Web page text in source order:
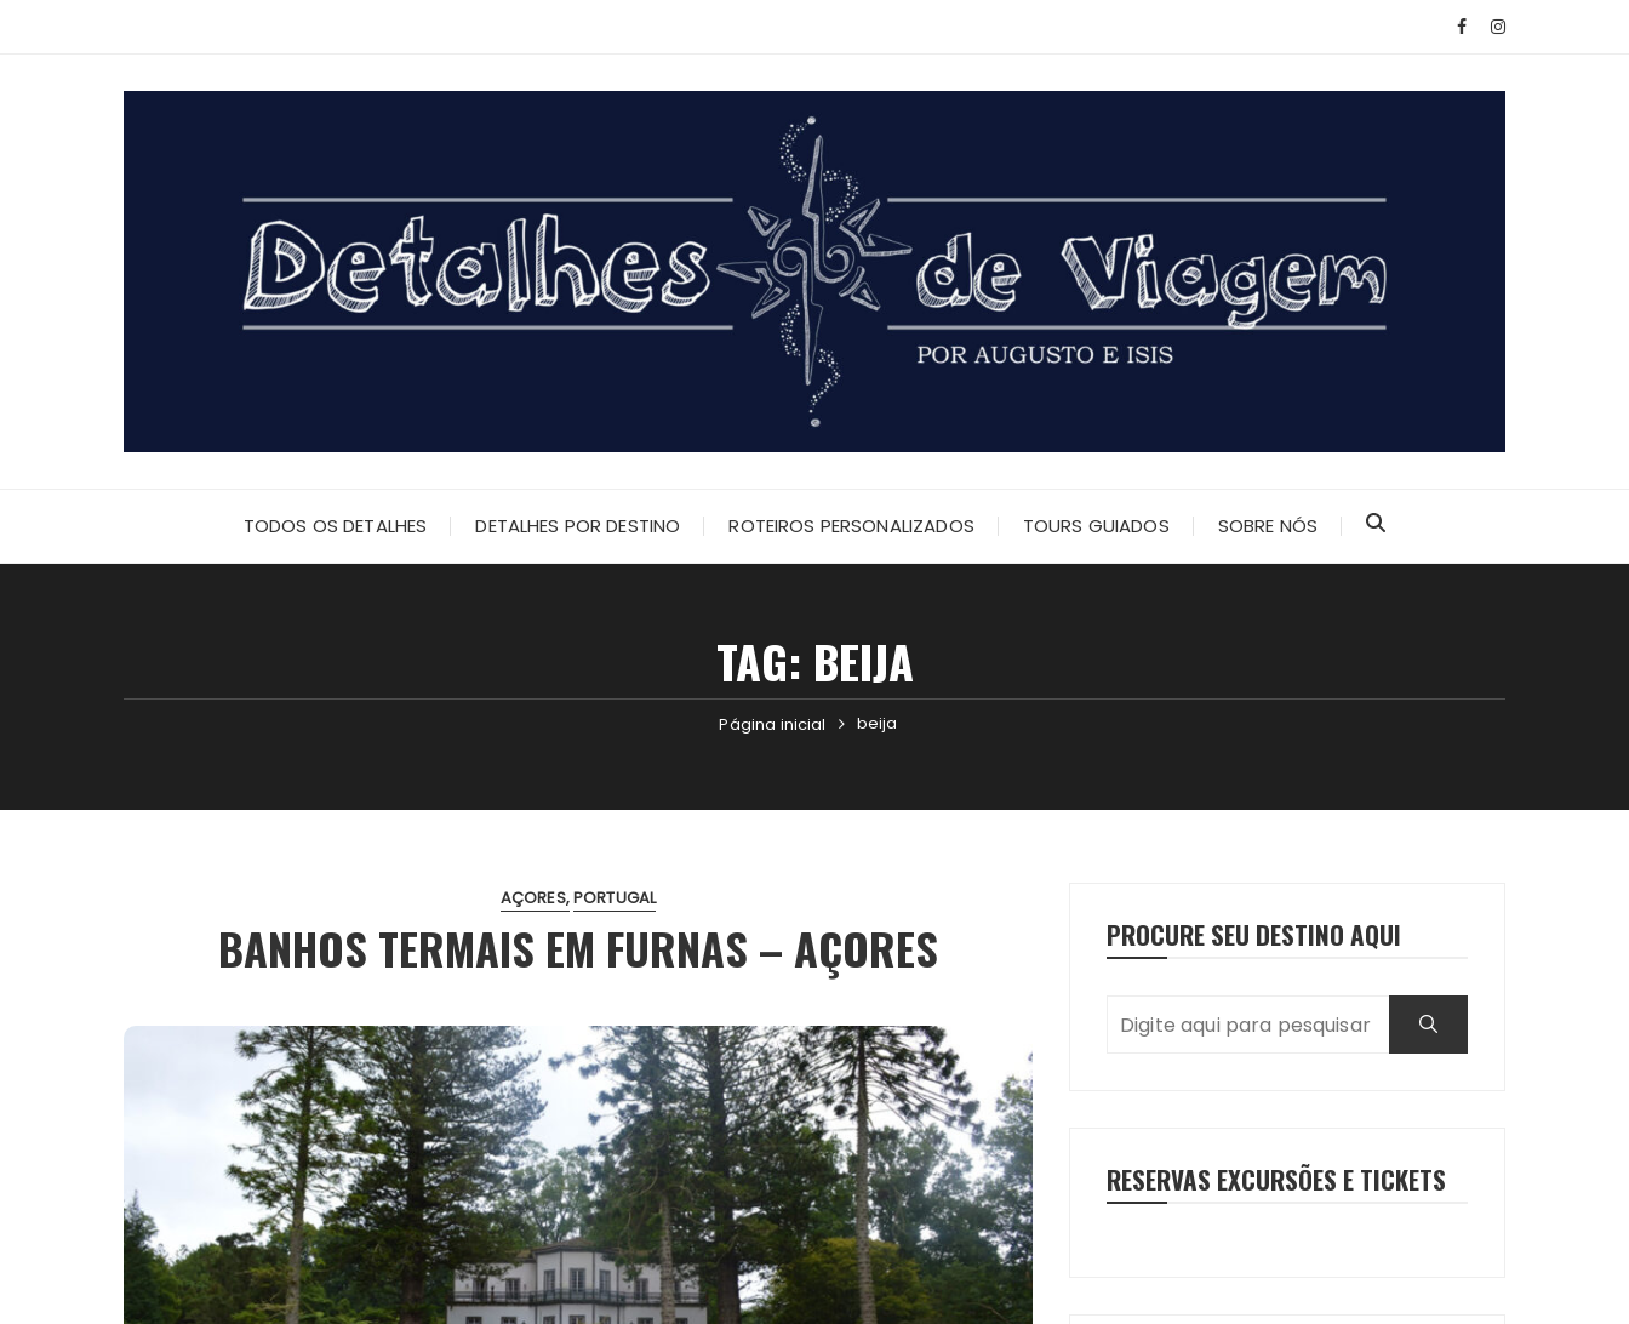
TODOS OS DETALHES DETALHES POR DESTINO ROTEIROS PERSONALIZADOS TOURS GUIADOS SOBRE NÓS
TAG: BEIJA
Página inicial beija
AÇORES PORTUGAL
BANHOS TERMAIS EM FURNAS – AÇORES PROCURE SEU DESTINO AQUI
RESERVAS EXCURSÕES E TICKETS